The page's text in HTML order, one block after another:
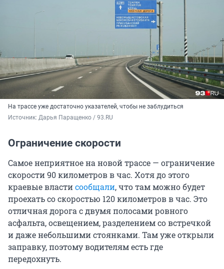
На трассе уже достаточно указателей, чтобы не заблудиться
Источник: Дарья Паращенко / 93.RU
Ограничение скорости
Самое неприятное на новой трассе — ограничение
скорости 90 километров в час. Хотя до этого
краевые властисообщали, что там можно будет
проехать со скоростью 120 километров в час. Это
отличная дорога с двумя полосами ровного
асфальта, освещением, разделением со встречкой
и даже небольшими стоянками. Там уже открыли
заправку, поэтому водителям есть где
передохнуть.